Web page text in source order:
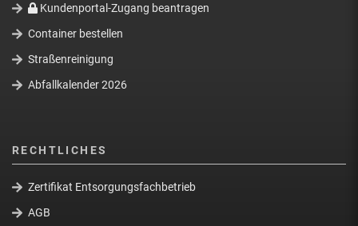
Kundenportal-Zugang beantragen
Container bestellen
Straßenreinigung
Abfallkalender 2026
RECHTLICHES
Zertifikat Entsorgungsfachbetrieb
AGB